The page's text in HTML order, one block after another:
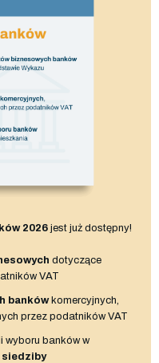
2026 jest już dostępny!
dotyczące
VAT
bankówkomercyjnych,
przez podatników VAT
wyboru banków w
siedziby